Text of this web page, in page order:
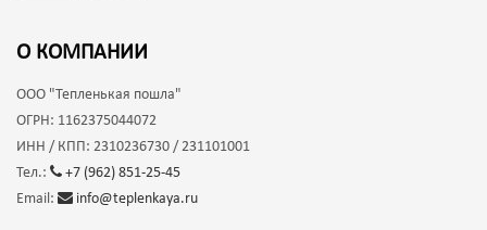
О КОМПАНИИ
ООО "Тепленькая пошла"
ОГРН: 1162375044072
ИНН / КПП: 2310236730 / 231101001
Тел.:
+7 (962) 851-25-45
Email:
info@teplenkaya.ru